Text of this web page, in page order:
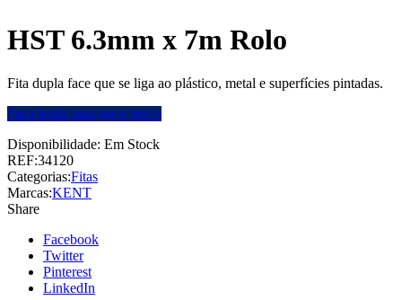
HST 6.3mm x 7m Rolo
Fita dupla face que se liga ao plástico, metal e superfícies pintadas.
Faça login para ver o preço
Disponibilidade: Em Stock
REF:34120
Categorias:Fitas
Marcas:KENT
Share
Facebook
Twitter
Pinterest
LinkedIn